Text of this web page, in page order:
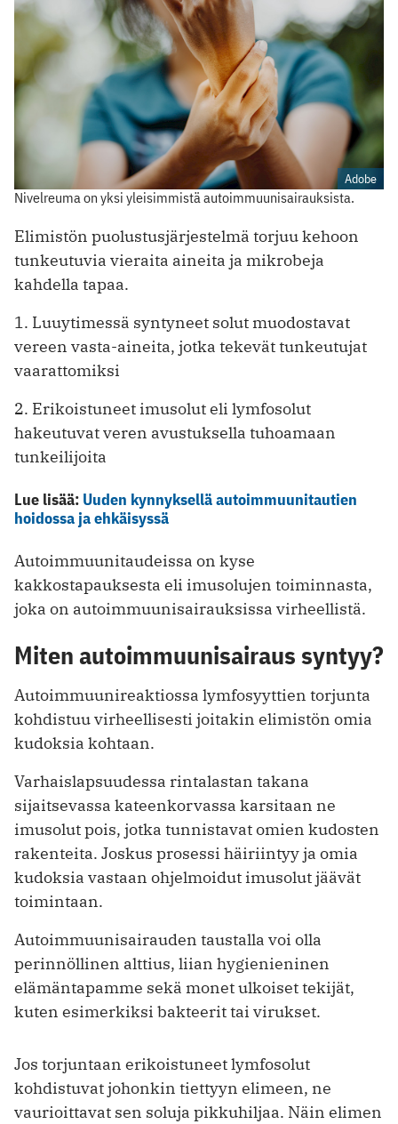
Adobe
Nivelreuma on yksi yleisimmistä autoimmuunisairauksista.
Elimistön puolustusjärjestelmä torjuu kehoon
tunkeutuvia vieraita aineita ja mikrobeja
kahdella tapaa.
1. Luuytimessä syntyneet solut muodostavat
vereen vasta-aineita, jotka tekevät tunkeutujat
vaarattomiksi
2. Erikoistuneet imusolut eli lymfosolut
hakeutuvat veren avustuksella tuhoamaan
tunkeilijoita
Lue lisää: Uuden kynnyksellä autoimmuunitautien
hoidossa ja ehkäisyssä
Autoimmuunitaudeissa on kyse
kakkostapauksesta eli imusolujen toiminnasta,
joka on autoimmuunisairauksissa virheellistä.
Miten autoimmuunisairaus syntyy?
Autoimmuunireaktiossa lymfosyyttien torjunta
kohdistuu virheellisesti joitakin elimistön omia
kudoksia kohtaan.
Varhaislapsuudessa rintalastan takana
sijaitsevassa kateenkorvassa karsitaan ne
imusolut pois, jotka tunnistavat omien kudosten
rakenteita. Joskus prosessi häiriintyy ja omia
kudoksia vastaan ohjelmoidut imusolut jäävät
toimintaan.
Autoimmuunisairauden taustalla voi olla
perinnöllinen alttius, liian hygienieninen
elämäntapamme sekä monet ulkoiset tekijät,
kuten esimerkiksi bakteerit tai virukset.
Jos torjuntaan erikoistuneet lymfosolut
kohdistuvat johonkin tiettyyn elimeen, ne
vaurioittavat sen soluja pikkuhiljaa. Näin elimen